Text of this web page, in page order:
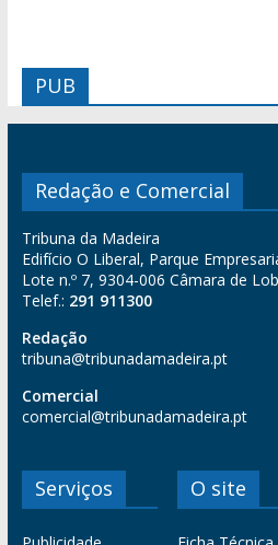
PUB
Redação e Comercial
Tribuna da Madeira
Edifício O Liberal, Parque
Lote n.º 7, 9304-006 Câmara de
Telef.: 291 911300
Redação
tribuna@tribunadamadeira.pt
Comercial
comercial@tribunadamadeira.pt
Serviços O site